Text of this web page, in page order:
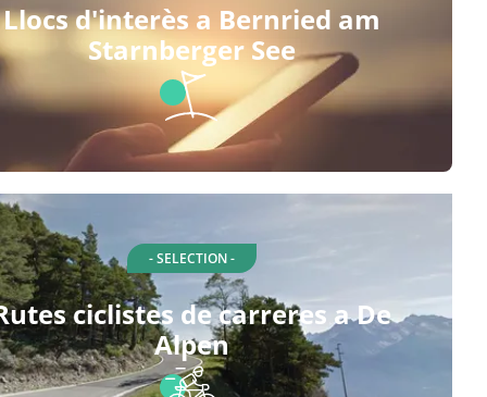
Llocs d'interès a Bernried am
Starnberger See
- SELECTION -
ciclistes de carreres a De
Alpen